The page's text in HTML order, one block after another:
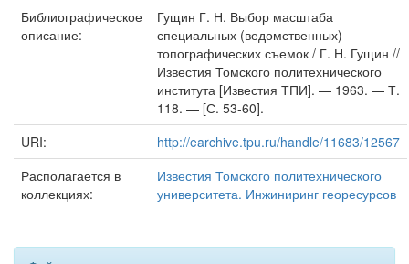
Библиографическое
описание:
Гущин Г. Н. Выбор масштаба
специальных (ведомственных)
топографических съемок / Г. Н. Гущин //
Известия Томского политехнического
института [Известия ТПИ]. — 1963. — Т.
118. — [С. 53-60].
URI:
http://earchive.tpu.ru/handle/11683/12567
Располагается в
коллекциях:
Известия Томского политехнического
университета. Инжиниринг георесурсов